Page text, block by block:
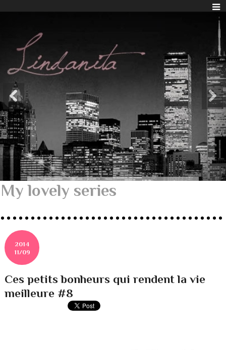
My lovely series
2014
11/09
Ces petits bonheurs qui rendent la vie
meilleure #8